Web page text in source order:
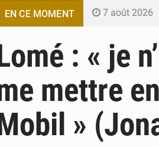
EN CE MOMENT 7 août 2026
5 août 2026
5 août 2026
5 août 2026
: « je
mettre
»